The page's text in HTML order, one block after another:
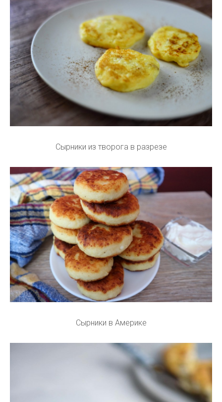
Сырники из творога в разрезе
Сырники в Америке